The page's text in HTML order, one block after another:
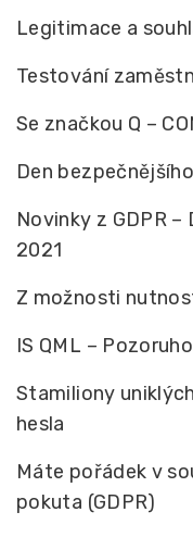
Legitimace a
Testování
Se značkou Q –
Den
Novinky z GDPR
2021
Z možnosti
IS QML –
Stamiliony
hesla
Máte pořádek v
pokuta (GDPR)